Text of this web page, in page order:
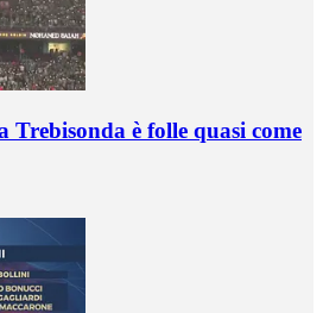
Trebisonda è folle quasi come